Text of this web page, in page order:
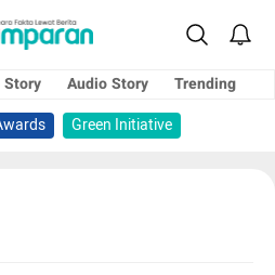
Story Audio Story
Trending
Green Initiative